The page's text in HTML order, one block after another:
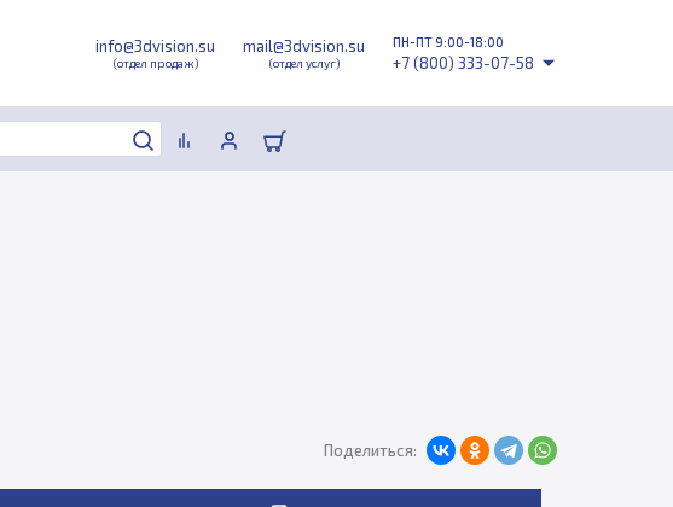
info@3dvision.su
(отдел продаж)
mail@3dvision.su
(отдел услуг)
ПН-ПТ 9:00-18:00
+7 (800) 333-07-58
Поделиться: